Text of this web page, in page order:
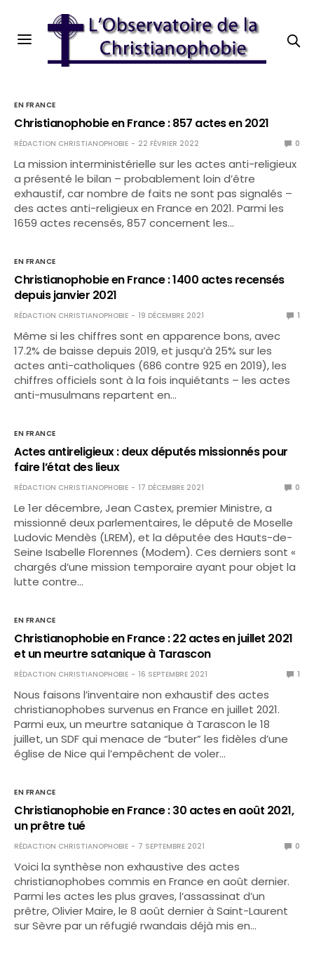
EN FRANCE
Christianophobie en France : 857 actes en 2021
RÉDACTION CHRISTIANOPHOBIE 22 FÉVRIER 2022 0
La mission interministérielle sur les actes anti-religieux
a présenté le bilan – probablement loin d’être
exhaustif, car nombre de faits ne sont pas signalés –
des actes anti-religieux en France en 2021. Parmi les
1659 actes recensés, 857 concernent les…
EN FRANCE
Christianophobie en France : 1400 actes recensés
depuis janvier 2021
RÉDACTION CHRISTIANOPHOBIE 19 DÉCEMBRE 2021 1
Même si les chiffres sont en apparence bons, avec
17.2% de baisse depuis 2019, et jusqu’à 25% sur les
actes anti-catholiques (686 contre 925 en 2019), les
chiffres officiels sont à la fois inquiétants – les actes
anti-musulmans repartent en…
EN FRANCE
Actes antireligieux : deux députés missionnés pour
faire l’état des lieux
RÉDACTION CHRISTIANOPHOBIE 17 DÉCEMBRE 2021 0
Le 1er décembre, Jean Castex, premier Ministre, a
missionné deux parlementaires, le député de Moselle
Ludovic Mendès (LREM), et la députée des Hauts-de-
Seine Isabelle Florennes (Modem). Ces derniers sont «
chargés d’une mission temporaire ayant pour objet la
lutte contre…
EN FRANCE
Christianophobie en France : 22 actes en juillet 2021
et un meurtre satanique à Tarascon
RÉDACTION CHRISTIANOPHOBIE 16 SEPTEMBRE 2021 1
Nous faisons l’inventaire non exhaustif des actes
christianophobes survenus en France en juillet 2021.
Parmi eux, un meurtre satanique à Tarascon le 18
juillet, un SDF qui menace de “buter” les fidèles d’une
église de Nice qui l’empêchent de voler…
EN FRANCE
Christianophobie en France : 30 actes en août 2021,
un prêtre tué
RÉDACTION CHRISTIANOPHOBIE 7 SEPTEMBRE 2021 0
Voici la synthèse non exhaustive des actes
christianophobes commis en France en août dernier.
Parmi les actes les plus graves, l’assassinat d’un
prêtre, Olivier Maire, le 8 août dernier à Saint-Laurent
sur Sèvre par un réfugié rwandais déjà mis en…